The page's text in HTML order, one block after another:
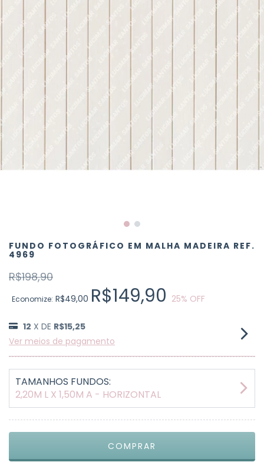
FUNDO FOTOGRÁFICO EM MALHA MADEIRA REF.
4969
R$198,90
Economize: R$49,00 R$149,90 25% OFF
12 X DE R$15,25
Ver meios de pagamento
TAMANHOS FUNDOS:
2,20M L X 1,50M A - HORIZONTAL